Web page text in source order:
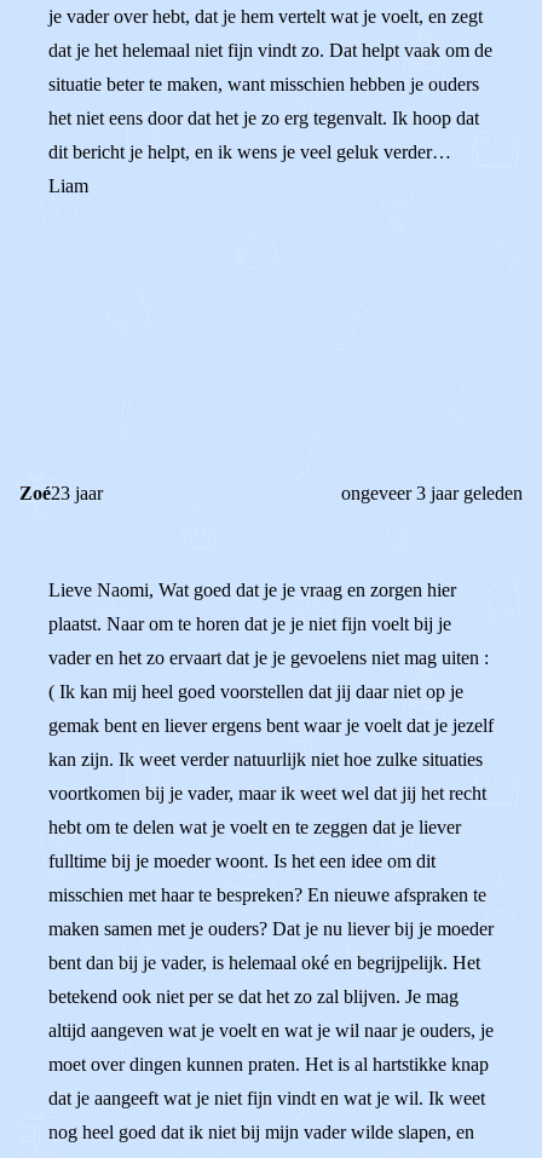
je vader over hebt, dat je hem vertelt wat je voelt, en zegt
dat je het helemaal niet fijn vindt zo. Dat helpt vaak om de
situatie beter te maken, want misschien hebben je ouders
het niet eens door dat het je zo erg tegenvalt. Ik hoop dat
dit bericht je helpt, en ik wens je veel geluk verder…
Liam
Zoé23 jaar ongeveer 3 jaar geleden
Lieve Naomi, Wat goed dat je je vraag en zorgen hier
plaatst. Naar om te horen dat je je niet fijn voelt bij je
vader en het zo ervaart dat je je gevoelens niet mag uiten :
( Ik kan mij heel goed voorstellen dat jij daar niet op je
gemak bent en liever ergens bent waar je voelt dat je jezelf
kan zijn. Ik weet verder natuurlijk niet hoe zulke situaties
voortkomen bij je vader, maar ik weet wel dat jij het recht
hebt om te delen wat je voelt en te zeggen dat je liever
fulltime bij je moeder woont. Is het een idee om dit
misschien met haar te bespreken? En nieuwe afspraken te
maken samen met je ouders? Dat je nu liever bij je moeder
bent dan bij je vader, is helemaal oké en begrijpelijk. Het
betekend ook niet per se dat het zo zal blijven. Je mag
altijd aangeven wat je voelt en wat je wil naar je ouders, je
moet over dingen kunnen praten. Het is al hartstikke knap
dat je aangeeft wat je niet fijn vindt en wat je wil. Ik weet
nog heel goed dat ik niet bij mijn vader wilde slapen, en